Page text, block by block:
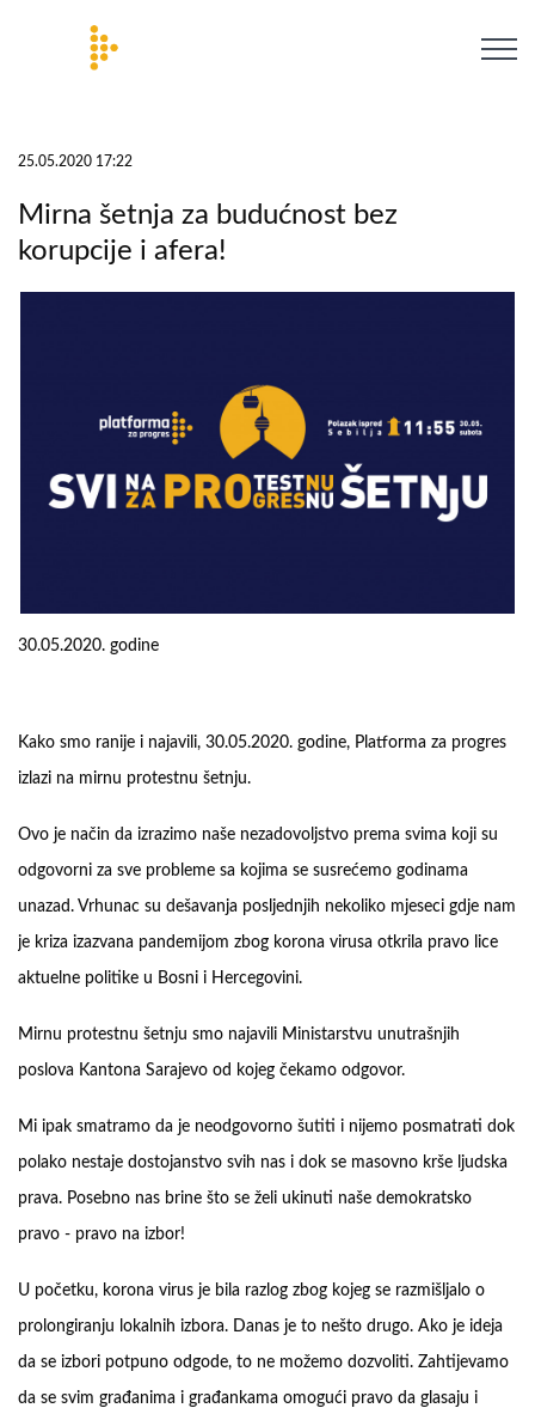
25.05.2020 17:22
Mirna šetnja za budućnost bez
korupcije i afera!
30.05.2020. godine
Kako smo ranije i najavili, 30.05.2020. godine, Platforma za progres
izlazi na mirnu protestnu šetnju.
Ovo je način da izrazimo naše nezadovoljstvo prema svima koji su
odgovorni za sve probleme sa kojima se susrećemo godinama
unazad. Vrhunac su dešavanja posljednjih nekoliko mjeseci gdje nam
je kriza izazvana pandemijom zbog korona virusa otkrila pravo lice
aktuelne politike u Bosni i Hercegovini.
Mirnu protestnu šetnju smo najavili Ministarstvu unutrašnjih
poslova Kantona Sarajevo od kojeg čekamo odgovor.
Mi ipak smatramo da je neodgovorno šutiti i nijemo posmatrati dok
polako nestaje dostojanstvo svih nas i dok se masovno krše ljudska
prava. Posebno nas brine što se želi ukinuti naše demokratsko
pravo - pravo na izbor!
U početku, korona virus je bila razlog zbog kojeg se razmišljalo o
prolongiranju lokalnih izbora. Danas je to nešto drugo. Ako je ideja
da se izbori potpuno odgode, to ne možemo dozvoliti. Zahtijevamo
da se svim građanima i građankama omogući pravo da glasaju i